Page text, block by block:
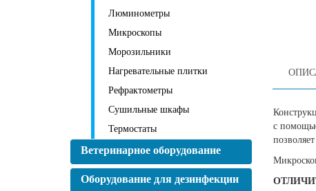
с
Люминометры
Микроскопы
Морозильники
Нагревательные плитки
Рефрактометры
Сушильные шкафы
Термостаты
Ветеринарное оборудование
Оборудование для дезинфекции